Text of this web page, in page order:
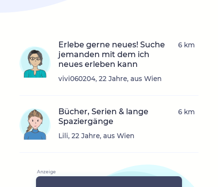
Erlebe gerne neues! Suche
jemanden mit dem ich
neues erleben kann
vivi060204, 22 Jahre, aus Wien
6 km
Bücher, Serien & lange
Spaziergänge
Lili, 22 Jahre, aus Wien
6 km